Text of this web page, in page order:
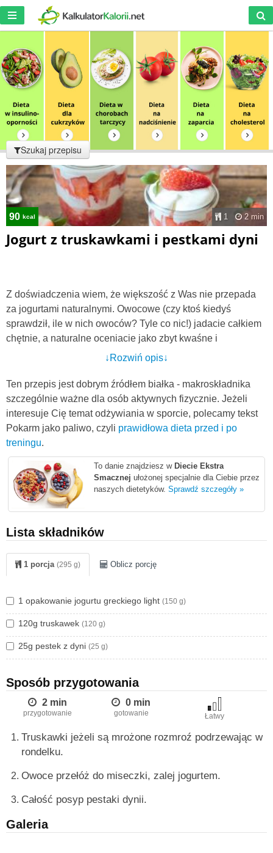
Szukaj przepisu
90 kcal 1 2 min
Jogurt z truskawkami i pestkami dyni
Z doświadczenia wiem, że większość z Was nie przepada
za jogurtami naturalnymi. Owocowe (czy ktoś kiedyś
sprawdził, ile w nich owoców? Tyle co nic!) jadacie całkiem
chętnie, a naturalne oceniacie jako zbyt kwaśne i
domowy jogurt owocowy. Możecie zmiksować jogurt z
truskawkami, malinami, borówkami czy bananem lub też
pokroić owoce na mniejsze części i dodać je do kubeczka z
jogurtem. Zamiast świeżych owoców możecie dodać
mrożone, a także suszone. Wersja miksowana jest
smaczniejsza, a z krojeniem owoców - mniej czasochłonna.
Wybór należy do Was :)
Jeżeli lubicie połączenie produktów mlecznych z owocami,
polecam Wam inne sprawdzone przepisy, np. najogurtowy
deser z płatkami owsianymi, żurawiną i orzechami
awokado, szpinaku, banana i kiwiibananowo -czekoladowy
koktajl z nutką cynomonu
traktować jako dietetyczne desery. Są pyszne!
↓Rozwiń opis↓
Ten przepis jest dobrym źródłem białka - makroskładnika
szczególnie ważne dla osób aktywnych fizycznie. Jeżeli
interesuje Cię temat odżywiania w sporcie, polecamy tekst
Pokarm jako paliwo, czyli prawidłowa dieta przed i po
treningu.
To danie znajdziesz w Diecie Ekstra
Smacznej ułożonej specjalnie dla Ciebie przez
naszych dietetyków. Sprawdź szczegóły »
Lista składników
1 porcja (295 g) Oblicz porcję
1 opakowanie jogurtu greckiego light (150 g)
120g truskawek (120 g)
25g pestek z dyni (25 g)
Sposób przygotowania
2 min
przygotowanie
0 min
gotowanie Łatwy
Truskawki jeżeli są mrożone rozmroź podrzewając w
rondelku.
Owoce przełóż do miseczki, zalej jogurtem.
Całość posyp pestaki dynii.
Galeria